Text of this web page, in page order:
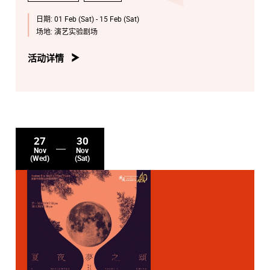
日期: 01 Feb (Sat) - 15 Feb (Sat)
场地: 演艺实验剧场
活动详情
27
Nov
(Wed)
30
Nov
(Sat)